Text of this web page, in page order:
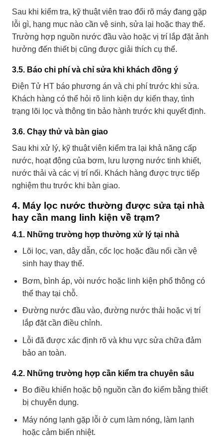
Sau khi kiểm tra, kỹ thuật viên trao đổi rõ máy đang gặp
lỗi gì, hạng mục nào cần vệ sinh, sửa lại hoặc thay thế.
Trường hợp nguồn nước đầu vào hoặc vị trí lắp đặt ảnh
hưởng đến thiết bị cũng được giải thích cụ thể.
3.5. Báo chi phí và chỉ sửa khi khách đồng ý
Điện Tử HT báo phương án và chi phí trước khi sửa.
Khách hàng có thể hỏi rõ linh kiện dự kiến thay, tình
trạng lõi lọc và thông tin bảo hành trước khi quyết định.
3.6. Chạy thử và bàn giao
Sau khi xử lý, kỹ thuật viên kiểm tra lại khả năng cấp
nước, hoạt động của bơm, lưu lượng nước tinh khiết,
nước thải và các vị trí nối. Khách hàng được trực tiếp
nghiệm thu trước khi bàn giao.
4. Máy lọc nước thường được sửa tại nhà
hay cần mang linh kiện về trạm?
4.1. Những trường hợp thường xử lý tại nhà
Lõi lọc, van, dây dẫn, cốc lọc hoặc đầu nối cần vệ
sinh hay thay thế.
Bơm, bình áp, vòi nước hoặc linh kiện phổ thông có
thể thay tại chỗ.
Đường nước đầu vào, đường nước thải hoặc vị trí
lắp đặt cần điều chỉnh.
Lỗi đã được xác định rõ và khu vực sửa chữa đảm
bảo an toàn.
4.2. Những trường hợp cần kiểm tra chuyên sâu
Bo điều khiển hoặc bộ nguồn cần đo kiểm bằng thiết
bị chuyên dụng.
Máy nóng lạnh gặp lỗi ở cụm làm nóng, làm lạnh
hoặc cảm biến nhiệt.